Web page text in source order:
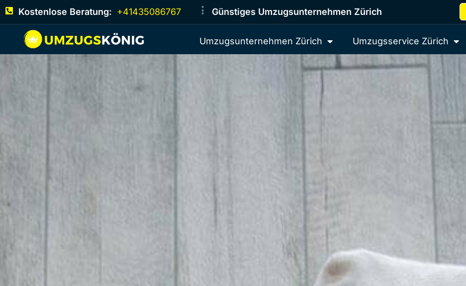
Kostenlose Beratung: +41435086767 Günstiges Umzugsunternehmen Zürich
Umzugsunternehmen Zürich Umzugsservice Zürich